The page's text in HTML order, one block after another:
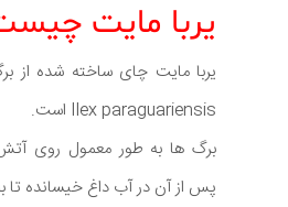
یربا مایت
یربا مایت چای ساخته شده از
Ilex paraguariensis است.
برگ ها به طور معمول روی
پس از آن در آب داغ خیسانده تا